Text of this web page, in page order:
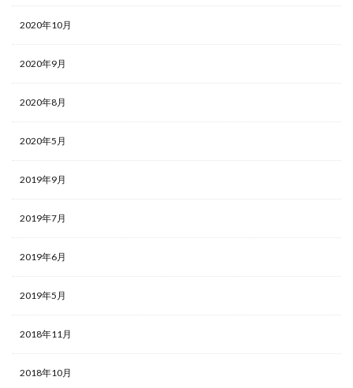
2020年10月
2020年9月
2020年8月
2020年5月
2019年9月
2019年7月
2019年6月
2019年5月
2018年11月
2018年10月